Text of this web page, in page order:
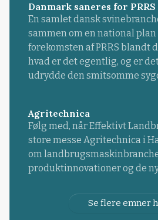
Danmark saneres for PRRS
En samlet dansk
sammen om en national
forekomsten af PRRS blandt
hvad er det egentlig, og er
udrydde den smitsomme
Agritechnica
Følg med, når Effektivt
store messe Agritechnica i
om
produktinnovationer og de
Se flere emner